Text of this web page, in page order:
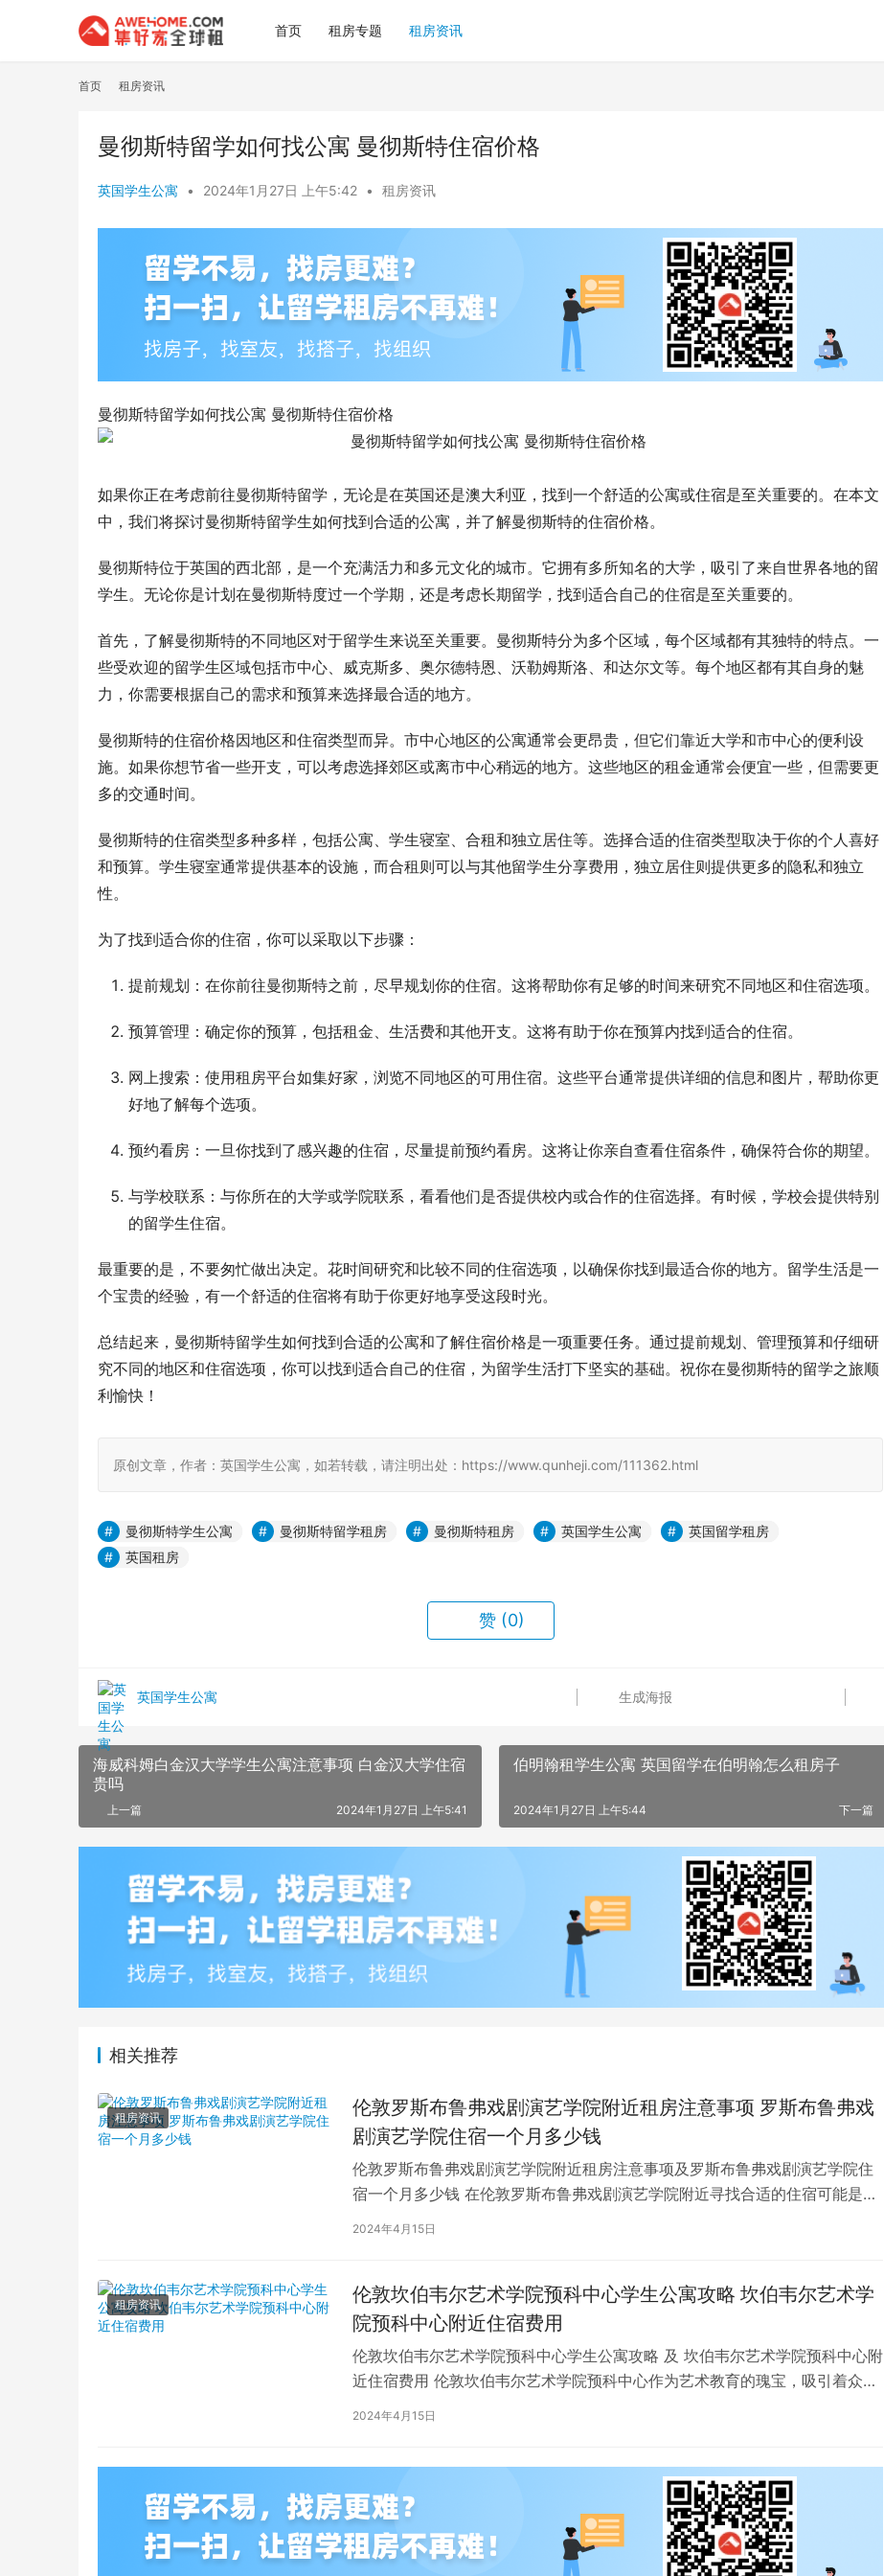
首页 租房专题 租房资讯
首页 租房资讯
曼彻斯特留学如何找公寓 曼彻斯特住宿价格
英国学生公寓 • 2024年1月27日 上午5:42 • 租房资讯
曼彻斯特留学如何找公寓 曼彻斯特住宿价格
如果你正在考虑前往曼彻斯特留学，无论是在英国还是澳大利亚，找到一个舒适的公寓或住宿是至关重要的。在本文
中，我们将探讨曼彻斯特留学生如何找到合适的公寓，并了解曼彻斯特的住宿价格。
曼彻斯特位于英国的西北部，是一个充满活力和多元文化的城市。它拥有多所知名的大学，吸引了来自世界各地的留
学生。无论你是计划在曼彻斯特度过一个学期，还是考虑长期留学，找到适合自己的住宿是至关重要的。
首先，了解曼彻斯特的不同地区对于留学生来说至关重要。曼彻斯特分为多个区域，每个区域都有其独特的特点。一
些受欢迎的留学生区域包括市中心、威克斯多、奥尔德特恩、沃勒姆斯洛、和达尔文等。每个地区都有其自身的魅
力，你需要根据自己的需求和预算来选择最合适的地方。
曼彻斯特的住宿价格因地区和住宿类型而异。市中心地区的公寓通常会更昂贵，但它们靠近大学和市中心的便利设
施。如果你想节省一些开支，可以考虑选择郊区或离市中心稍远的地方。这些地区的租金通常会便宜一些，但需要更
多的交通时间。
曼彻斯特的住宿类型多种多样，包括公寓、学生寝室、合租和独立居住等。选择合适的住宿类型取决于你的个人喜好
和预算。学生寝室通常提供基本的设施，而合租则可以与其他留学生分享费用，独立居住则提供更多的隐私和独立
性。
为了找到适合你的住宿，你可以采取以下步骤：
提前规划：在你前往曼彻斯特之前，尽早规划你的住宿。这将帮助你有足够的时间来研究不同地区和住宿选项。
预算管理：确定你的预算，包括租金、生活费和其他开支。这将有助于你在预算内找到适合的住宿。
网上搜索：使用租房平台如集好家，浏览不同地区的可用住宿。这些平台通常提供详细的信息和图片，帮助你更
好地了解每个选项。
预约看房：一旦你找到了感兴趣的住宿，尽量提前预约看房。这将让你亲自查看住宿条件，确保符合你的期望。
与学校联系：与你所在的大学或学院联系，看看他们是否提供校内或合作的住宿选择。有时候，学校会提供特别
的留学生住宿。
最重要的是，不要匆忙做出决定。花时间研究和比较不同的住宿选项，以确保你找到最适合你的地方。留学生活是一
个宝贵的经验，有一个舒适的住宿将有助于你更好地享受这段时光。
总结起来，曼彻斯特留学生如何找到合适的公寓和了解住宿价格是一项重要任务。通过提前规划、管理预算和仔细研
究不同的地区和住宿选项，你可以找到适合自己的住宿，为留学生活打下坚实的基础。祝你在曼彻斯特的留学之旅顺
利愉快！
原创文章，作者：英国学生公寓，如若转载，请注明出处：https://www.qunheji.com/111362.html
曼彻斯特学生公寓 曼彻斯特留学租房 曼彻斯特租房 英国学生公寓
英国留学租房
英国租房
赞 (0)
英国学生公寓 生成海报
海威科姆白金汉大学学生公寓注意事项 白金汉大学住宿
贵吗
上一篇 2024年1月27日 上午5:41
伯明翰租学生公寓 英国留学在伯明翰怎么租房子
下一篇
2024年1月27日 上午5:44
相关推荐
租房资讯
伦敦罗斯布鲁弗戏剧演艺学院附近租房注意事项 罗斯布鲁弗戏
剧演艺学院住宿一个月多少钱
伦敦罗斯布鲁弗戏剧演艺学院附近租房注意事项及罗斯布鲁弗戏剧演艺学院住
宿一个月多少钱 在伦敦罗斯布鲁弗戏剧演艺学院附近寻找合适的住宿可能是留
学生活中的一项关键任务。为了帮助您顺利完成…
2024年4月15日
租房资讯
伦敦坎伯韦尔艺术学院预科中心学生公寓攻略 坎伯韦尔艺术学
院预科中心附近住宿费用
伦敦坎伯韦尔艺术学院预科中心学生公寓攻略 及 坎伯韦尔艺术学院预科中心附
近住宿费用 伦敦坎伯韦尔艺术学院预科中心作为艺术教育的瑰宝，吸引着众多
2024年4月15日